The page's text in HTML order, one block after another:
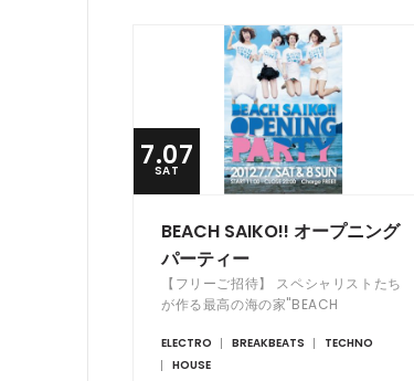
7.07
SAT
BEACH SAIKO!! オープニング
パーティー
【フリーご招待】 スペシャリストたち
が作る最高の海の家"BEACH
ELECTRO BREAKBEATS
TECHNO
HOUSE